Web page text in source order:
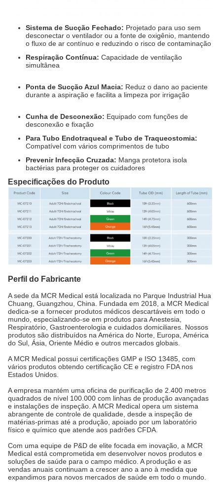
Sistema de Sucção Fechado: Projetado para uso sem
desconectar o ventilador ou a fonte de oxigênio, mantendo
o fluxo de ar contínuo e reduzindo o risco de contaminação
Respiração Contínua: Capacidade de ventilação
simultânea
Ponta de Sucção Azul Macia: Reduz o dano ao paciente
durante a aspiração e facilita a limpeza por irrigação
Cunha de Desconexão: Equipado com funções de
desconexão e fixação
Para Tubo Endotraqueal e Tubo de Traqueostomia:
Compatível com vários comprimentos de tubo
Prevenir Infecção Cruzada: Manga protetora isola
bactérias para proteger os cuidadores
Especificações do Produto
Perfil do Fabricante
A sede da MCR Medical está localizada no Parque Industrial Hua
Chuang, Guangzhou, China. Fundada em 2018, a MCR Medical
dedica-se a fornecer produtos médicos descartáveis em todo o
mundo, especializando-se em produtos para Anestesia,
Respiratório, Gastroenterologia e cuidados domiciliares. Nossos
produtos são distribuídos na América do Norte, Europa, América
do Sul, Ásia, Oriente Médio e outros mercados globais.
A MCR Medical possui certificações GMP e ISO 13485, com
vários produtos obtendo certificação CE e registro FDA nos
Estados Unidos.
A empresa mantém uma oficina de purificação de 2.400 metros
quadrados de nível 100.000 com linhas de produção avançadas
e instalações de inspeção. A MCR Medical opera um sistema
abrangente de controle de qualidade, desde a inspeção de
matérias-primas até a produção, apoiado por um laboratório
físico e químico que atende aos padrões CFDA.
Com uma equipe de P&D de elite focada em inovação, a MCR
Medical está comprometida em desenvolver novos produtos e
soluções de saúde para o campo médico. A produção e as
vendas anuais continuam a crescer ano a ano à medida que
expandimos para novos mercados de saúde em todo o mundo.